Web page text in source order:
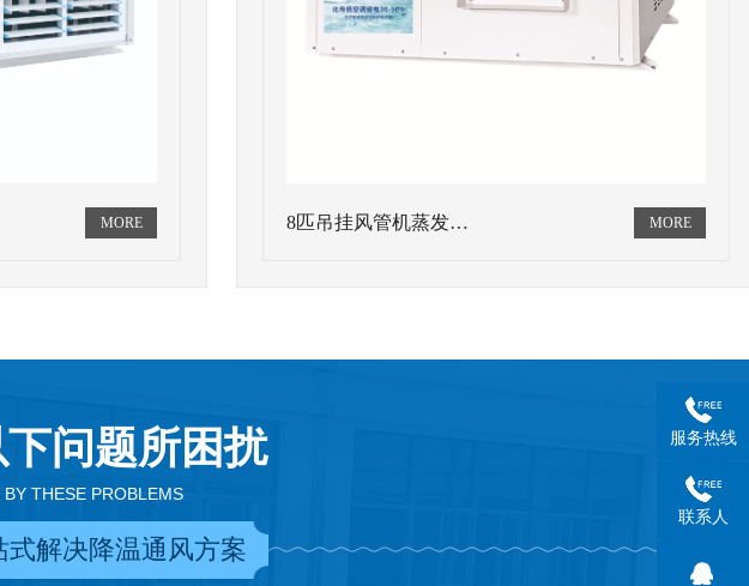
8匹吊挂风管机蒸发…
问题所困扰
THESE PROBLEMS
解决降温通风方案
服务热线
联系人